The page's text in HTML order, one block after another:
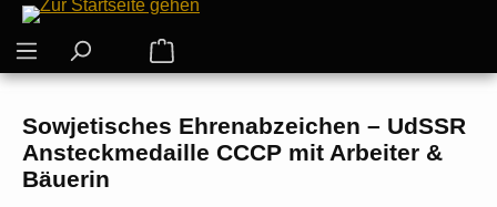
Zum Hauptinhalt springen
Warenkorb enthält 0 Positionen. Der
Sowjetisches Ehrenabzeichen – UdSSR
Ansteckmedaille CCCP mit Arbeiter &
Bäuerin